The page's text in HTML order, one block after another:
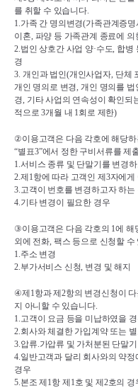
를 취할 수 있습니다.
1.가족 간 명의변경(가족관계증
이혼, 파양 등 가족관계 종료에 의
2.법인 상호간 사업 양·수도, 합병
경
3. 개인과 법인(개인사업자, 단체
개인 명의로 변경, 개인 명의를 법
경, 기타 사업의 연속성이 확인되
적으로 3개월 내 1회로 제한)
②
“별표3”에서 정한 구비서류를 제
1.서비스 종류 및 단말기를 변경
2.제 1항에 따라 고객인 제 3자에게
3.고객이 번호를 변경하고자 하는
4.기타 변경이 필요한 경우
③이용고객은 다음 각호의 1에 해
외에 전화, 팩스 등으로 신청할 수
1.주소 변경
2.부가서비스 신청, 변경 및 해지
④제 1항과 제2항의 변경신청이 다
지 아니할 수 있습니다.
1.고객이 요금 등을 미납하였을
2.회사와 체결한 가입계약 또는
3.압류.가압류 및 가처분된 단말기
4.일반고객과 달리 회사와의 약
경우
5.본조 제 1항 제 1호 및 제 2호의 경